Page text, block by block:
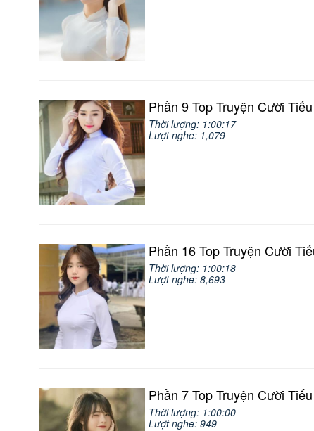
Phần 9 Top Truyện Cười
Thời lượng: 1:00:17
Lượt nghe: 1,079
Phần 16 Top Truyện Cười
Thời lượng: 1:00:18
Lượt nghe: 8,693
Phần 7 Top Truyện Cười
Thời lượng: 1:00:00
Lượt nghe: 949